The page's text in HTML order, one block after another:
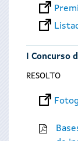
I Concurso
RESOLTO